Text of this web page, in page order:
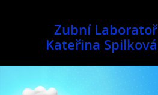
Zubní Laboratoř
Kateřina Spilková